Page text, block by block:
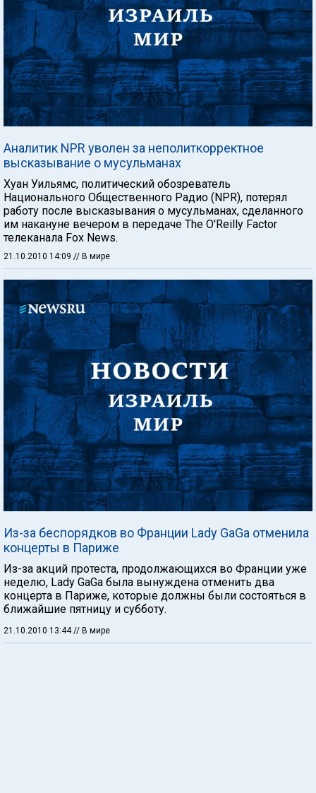
Аналитик NPR уволен за неполиткорректное
высказывание о мусульманах
Хуан Уильямс, политический обозреватель
Национального Общественного Радио (NPR), потерял
работу после высказывания о мусульманах, сделанного
им накануне вечером в передаче The O'Reilly Factor
телеканала Fox News.
21.10.2010 14:09 // В мире
Из-за беспорядков во Франции Lady GaGa отменила
концерты в Париже
Из-за акций протеста, продолжающихся во Франции уже
неделю, Lady GaGa была вынуждена отменить два
концерта в Париже, которые должны были состояться в
ближайшие пятницу и субботу.
21.10.2010 13:44// В мире